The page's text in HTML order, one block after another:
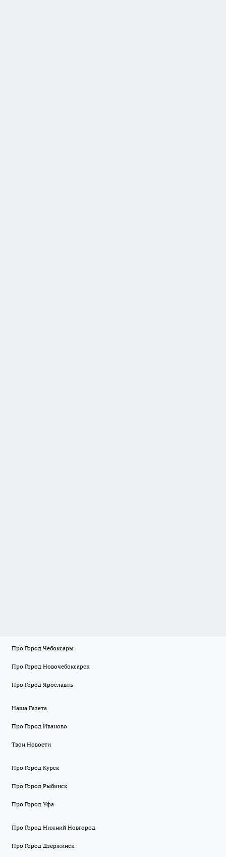
Про Город Чебоксары
Про Город Новочебоксарск
Про Город Ярославль
Наша Газета
Про Город Иваново
Твои Новости
Про Город Курск
Про Город Рыбинск
Про Город Уфа
Про Город Нижний Новгород
Про Город Дзержинск